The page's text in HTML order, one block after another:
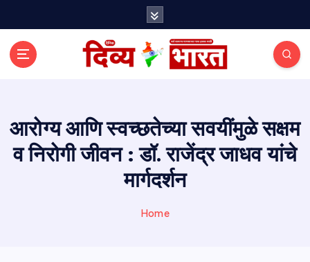
आरोग्य आणि स्वच्छतेच्या सवयींमुळे सक्षम
व निरोगी जीवन : डॉ. राजेंद्र जाधव यांचे
मार्गदर्शन
Home